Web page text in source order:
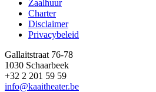
Zaalhuur
Charter
Disclaimer
Privacybeleid
Gallaitstraat 76-78
1030 Schaarbeek
+32 2 201 59 59
info@kaaitheater.be